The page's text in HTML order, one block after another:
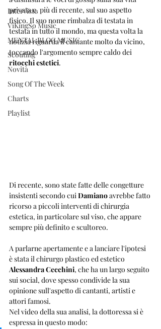
Interviste
ViKingSo Music
MENTAL BLOG MUSIC
Scouting
Novità
Song Of The Week
Charts
Playlist
privata e, più di recente, sul suo aspetto
fisico. Il suo nome rimbalza di testata in
testata in tutto il mondo, ma questa volta la
notizia riguarda il cantante molto da vicino,
toccando l'argomento sempre caldo dei
ritocchi estetici.
Di recente, sono state fatte delle congetture
insistenti secondo cui Damiano avrebbe fatto
ricorso a piccoli interventi di chirurgia
estetica, in particolare sul viso, che appare
sempre più definito e scultoreo.
A parlarne apertamente e a lanciare l'ipotesi
è stata il chirurgo plastico ed estetico
Alessandra Cecchini, che ha un largo seguito
sui social, dove spesso condivide la sua
opinione sull'aspetto di cantanti, artisti e
attori famosi.
Nel video della sua analisi, la dottoressa si è
espressa in questo modo: